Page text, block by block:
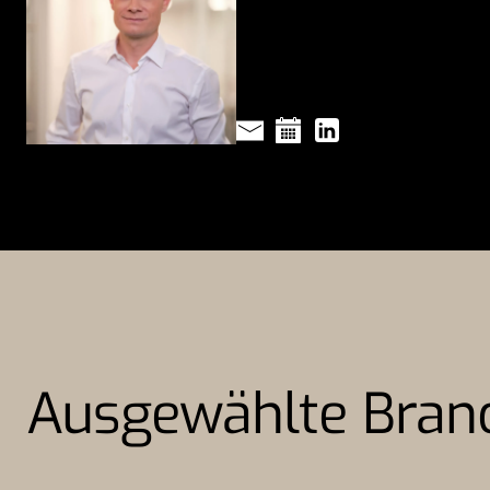
Ausgewählte